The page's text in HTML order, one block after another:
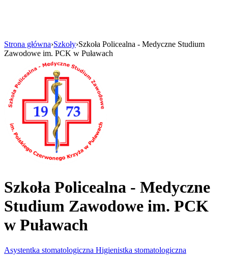
Strona główna›Szkoły›Szkoła Policealna - Medyczne Studium
Zawodowe im. PCK w Puławach
Szkoła Policealna - Medyczne
Studium Zawodowe im. PCK
w Puławach
Asystentka stomatologiczna Higienistka stomatologiczna